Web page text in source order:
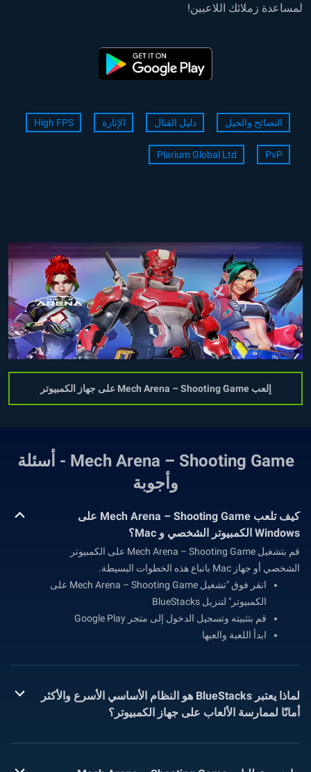
لمساعدة زملائك اللاعبين!
النصائح والحيل دليل القتال الإثارة High FPS
PvP
Plarium Global Ltd
إلعب Mech Arena – Shooting Game على جهاز الكمبيوتر
Mech Arena – Shooting Game - أسئلة
وأجوبة
كيف تلعب Mech Arena – Shooting Game على
Windows الكمبيوتر الشخصي و Mac؟
قم بتشغيل Mech Arena – Shooting Game على الكمبيوتر
الشخصي أو جهاز Mac باتباع هذه الخطوات البسيطة.
انقر فوق "تشغيل Mech Arena – Shooting Game على
الكمبيوتر" لتنزيل BlueStacks
قم بتثبيته وتسجيل الدخول إلى متجر Google Play
ابدأ اللعبة والعبها
لماذا يعتبر BlueStacks هو النظام الأساسي الأسرع والأكثر
أمانًا لممارسة الألعاب على جهاز الكمبيوتر؟